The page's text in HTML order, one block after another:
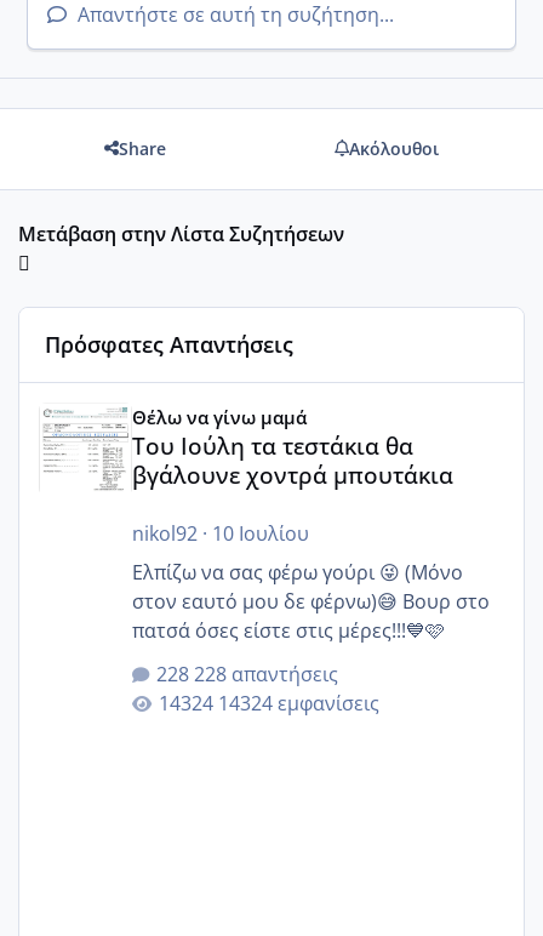
Απαντήστε σε αυτή τη συζήτηση...
Share Ακόλουθοι
Μετάβαση στην Λίστα Συζητήσεων
Πρόσφατες Απαντήσεις
Θέλω να γίνω μαμά
Του Ιούλη τα τεστάκια θα
βγάλουνε χοντρά μπουτάκια
nikol92· 10 Ιουλίου
Ελπίζω να σας φέρω γούρι 😜 (Μόνο
στον εαυτό μου δε φέρνω)😅 Βουρ στο
πατσά όσες είστε στις μέρες!!!💙🩷
228 απαντήσεις
14324 εμφανίσεις